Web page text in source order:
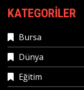
KATEGORILER
Bursa
Dünya
Eğitim